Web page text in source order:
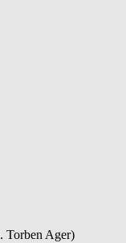
Torben Ager)